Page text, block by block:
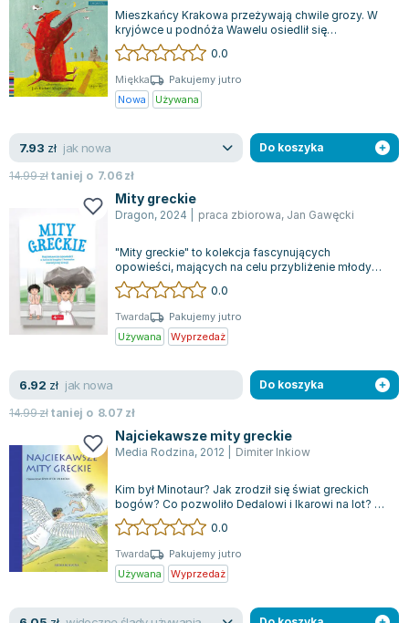
Mieszkańcy Krakowa przeżywają chwile grozy. W
kryjówce u podnóża Wawelu osiedlił się
przerażający smok, który znany jest ze swojeg...
0.0
Miękka
Pakujemy jutro
Nowa
Używana
7.93 zł jak nowa
14.99złtaniej o 7.06zł
Do koszyka
Mity greckie
Dragon, 2024 praca zbiorowa, Jan Gawęcki
"Mity greckie" to kolekcja fascynujących
opowieści, mających na celu przybliżenie młodym
czytelnikom niezwykle barwnego świata bog...
0.0
Twarda
Pakujemy jutro
Używana
Wyprzedaż
6.92 zł jak nowa
14.99złtaniej o 8.07 zł
Do koszyka
Najciekawsze mity greckie
Media Rodzina, 2012 Dimiter Inkiow
Kim był Minotaur? Jak zrodził się świat greckich
bogów? Co pozwoliło Dedalowi i Ikarowi na lot? Ta
książka odkrywa przed czytelnik...
0.0
Twarda
Pakujemy jutro
Używana
Wyprzedaż